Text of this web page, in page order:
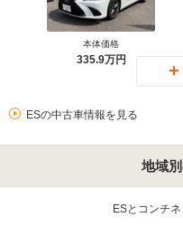
本体価格
335.9万円
ESの中古車情報を見る
地域
ESとコンチ